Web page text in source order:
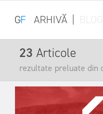
GF ARHIVĂ
23 Articole
rezultate preluate din